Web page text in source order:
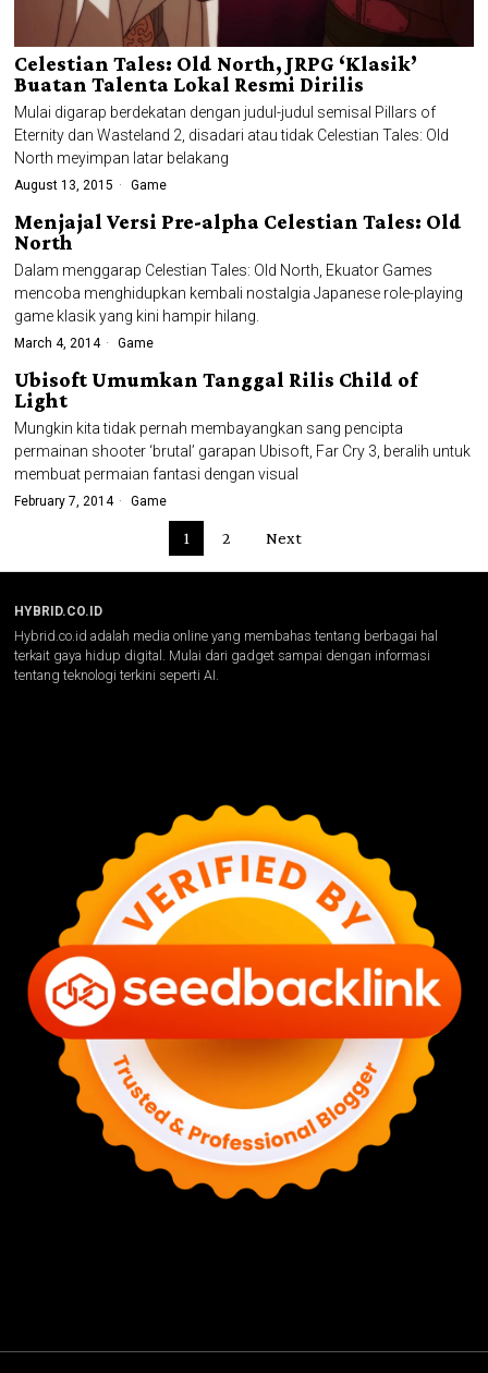
Celestian Tales: Old North, JRPG ‘Klasik’
Buatan Talenta Lokal Resmi Dirilis
Mulai digarap berdekatan dengan judul-judul semisal Pillars of
Eternity dan Wasteland 2, disadari atau tidak Celestian Tales: Old
North meyimpan latar belakang
August 13, 2015 Game
Menjajal Versi Pre-alpha Celestian Tales: Old
North
Dalam menggarap Celestian Tales: Old North, Ekuator Games
mencoba menghidupkan kembali nostalgia Japanese role-playing
game klasik yang kini hampir hilang.
March 4, 2014 Game
Ubisoft Umumkan Tanggal Rilis Child of
Light
Mungkin kita tidak pernah membayangkan sang pencipta
permainan shooter ‘brutal’ garapan Ubisoft, Far Cry 3, beralih untuk
membuat permaian fantasi dengan visual
February 7, 2014 Game
1 2 Next
HYBRID.CO.ID
Hybrid.co.id adalah media online yang membahas tentang berbagai hal
terkait gaya hidup digital. Mulai dari gadget sampai dengan informasi
tentang teknologi terkini seperti AI.